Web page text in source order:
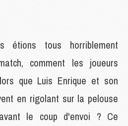
étions tous horriblement
comment les joueurs
que Luis Enrique et son
en rigolant sur la pelouse
le coup d'envoi ? Ce